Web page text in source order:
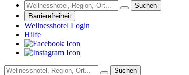
Suchen
Barrierefreiheit
Wellnesshotel Login
Hilfe
Suchen